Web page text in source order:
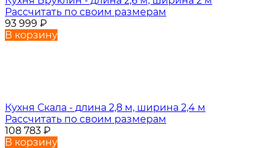
Рассчитать по своим размерам
93 999 ₽
В корзину
Кухня Скала - длина 2,8 м, ширина 2,4 м
Рассчитать по своим размерам
108 783 ₽
В корзину